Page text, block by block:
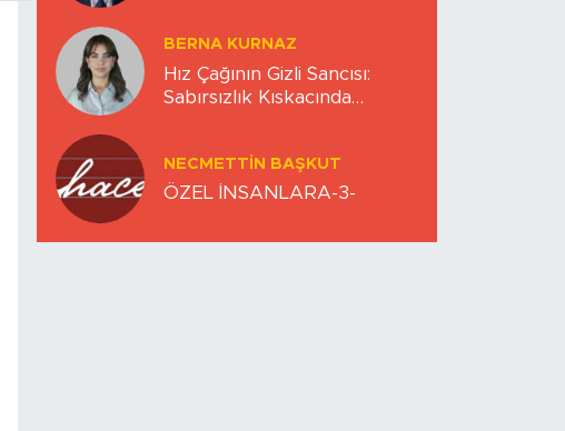
BERNA KURNAZ
Hız Çağının Gizli Sancısı:
Sabırsızlık Kıskacında
NECMETTIN BAŞKUT
ÖZEL İNSANLARA-3-